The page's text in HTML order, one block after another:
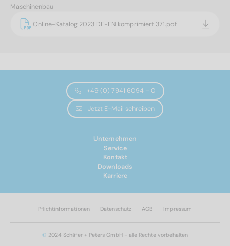
Maschinenbau
Online-Katalog 2023 DE-EN komprimiert 371.pdf
+49 (0) 7941 6094 – 0
Jetzt E-Mail schreiben
Unternehmen
Service
Kontakt
Downloads
Karriere
© 2024 Schäfer + Peters GmbH - alle Rechte vorbehalten
Pflichtinformationen Datenschutz AGB Impressum